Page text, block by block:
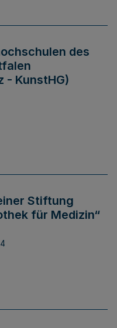
des
- KunstHG)
Stiftung
für Medizin“